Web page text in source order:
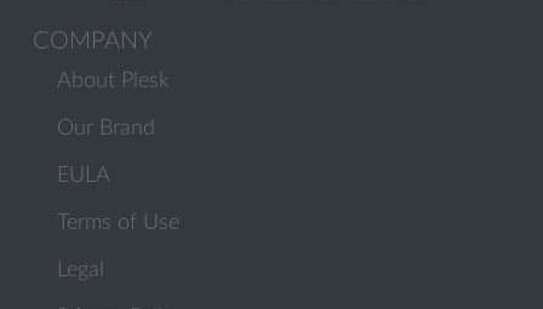
COMPANY
About Plesk
Our Brand
EULA
Terms of Use
Legal